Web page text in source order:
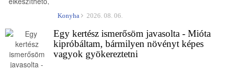
Konyha 2026. 08. 06.
Egy kertész ismerősöm javasolta - Mióta
kipróbáltam, bármilyen növényt képes
vagyok gyökereztetni